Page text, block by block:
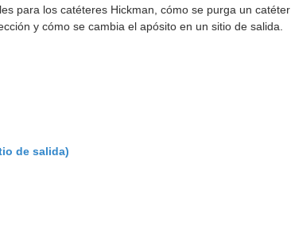
para los catéteres Hickman, cómo se purga un catéter
y cómo se cambia el apósito en un sitio de salida.
de salida)